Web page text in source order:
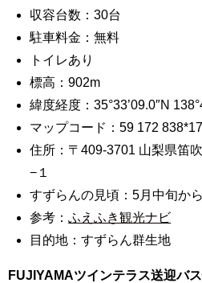
収容台数：30台
駐車料金：無料
トイレあり
標高：902m
緯度経度：35°33’09.0″N
マップコード：59 172 838*17
住所：〒409-3701 山梨県笛
−１
すずらんの見頃：5月中旬か
参考：ふえふき観光ナビ
目的地：すずらん群生地
FUJIYAMAツインテラス送迎バ